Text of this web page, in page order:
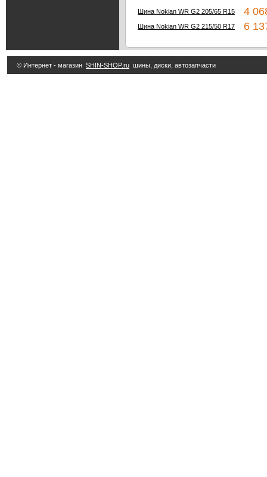
Шина Nokian WR G2 205/65 R15 4
Шина Nokian WR G2 215/50 R17 6
© Интернет - магазин SHIN-SHOP.ru шины, диски, автозапчасти